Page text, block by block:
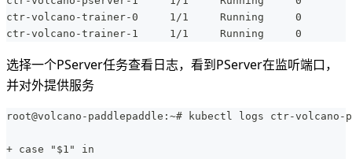
ctr-volcano-trainer-0     1/1     Running     0
ctr-volcano-trainer-1     1/1     Running     0
选择一个PServer任务查看日志，看到PServer在监听端口，
并对外提供服务
root@volcano-paddlepaddle:~# kubectl logs ctr-volcano-
+ case "$1" in